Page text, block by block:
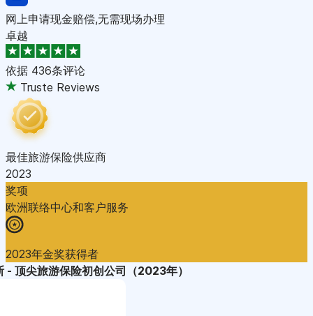
网上申请现金赔偿,无需现场办理
卓越
依据 436条评论
Truste Reviews
最佳旅游保险供应商
2023
奖项
欧洲联络中心和客户服务
2023年金奖获得者
- 顶尖旅游保险初创公司（2023年）